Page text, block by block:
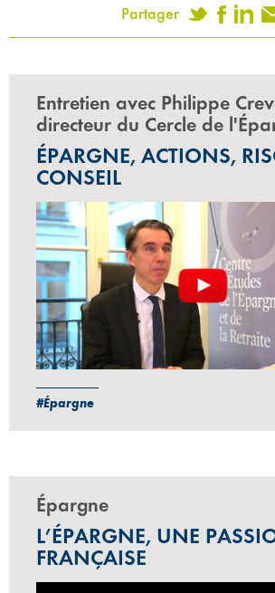
Partager
Entretien avec Philippe
directeur du Cercle de
ÉPARGNE, ACTIONS,
CONSEIL
#Épargne
Épargne
L’ÉPARGNE, UNE
FRANÇAISE